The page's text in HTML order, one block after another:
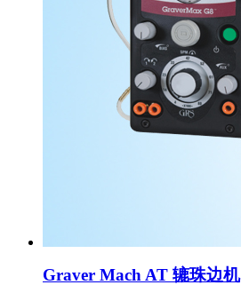
Graver Mach AT 辘珠边机